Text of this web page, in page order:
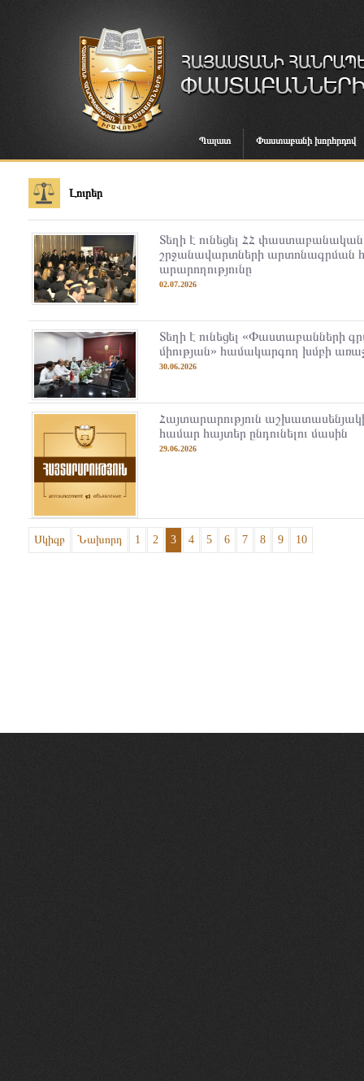
Պալատ Փաստաբանի խորհրդով
Լուրեր
Տեղի է ունեցել ՀՀ
շրջանավարտների արտոնագրման
արարողությունը
02.07.2026
Տեղի է ունեցել «Փաստաբանների
միության» համակարգող խմբի
30.06.2026
Հայտարարություն
համար հայտեր ընդունելու մասին
29.06.2026
Սկիզբ Նախորդ 1 2 3 4 5 6 7 8 9 10